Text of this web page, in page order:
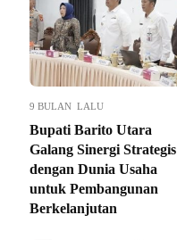
9 BULAN LALU
Bupati Barito Utara
Galang Sinergi Strategis
dengan Dunia Usaha
untuk Pembangunan
Berkelanjutan